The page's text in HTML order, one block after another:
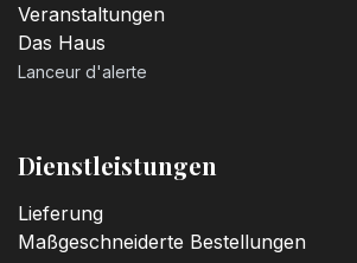
Veranstaltungen
Das Haus
Lanceur d'alerte
Dienstleistungen
Lieferung
Maßgeschneiderte Bestellungen